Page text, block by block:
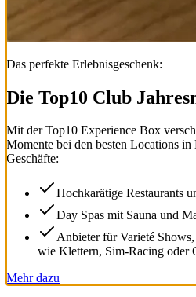
Das perfekte Erlebnisgeschenk:
Die Top10 Club
Mit derTop10 Experience Box
Momente bei den besten Locations
Geschäfte:
Hochkarätige Restaurants
Day Spas mit Sauna und
Anbieter für Varieté
wie Klettern, Sim-Racing oder
Mehr dazu